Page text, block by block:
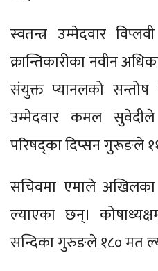
स्वतन्त्र उम्मेदवार
क्रान्तिकारीका नवीन
संयुक्त प्यानलको
उम्मेदवार कमल सुवेदीले
परिषद्का दिप्सन गुरूङले
सचिवमा एमाले
ल्याएका छन्।
सन्दिका गुरुङले १८० मत